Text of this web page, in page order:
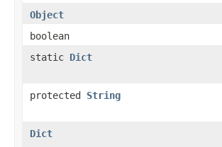
Object
boolean
static Dict
protected String
Dict